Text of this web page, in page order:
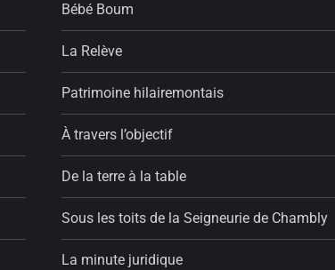
Bébé Boum
La Relève
Patrimoine hilairemontais
À travers l’objectif
De la terre à la table
Sous les toits de la Seigneurie de Chambly
La minute juridique